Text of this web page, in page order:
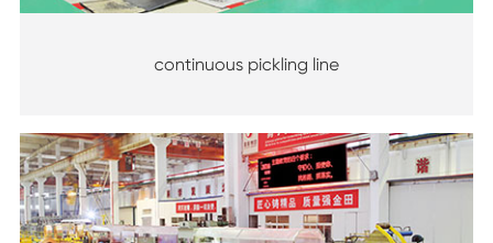
continuous pickling line